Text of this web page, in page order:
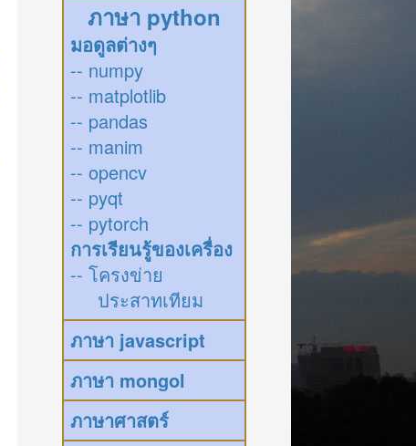
ภาษา python
มอดูลต่างๆ
-- numpy
-- matplotlib
-- pandas
-- manim
-- opencv
-- pyqt
-- pytorch
การเรียนรู้ของเครื่อง
-- โครงข่าย
ประสาทเทียม
ภาษา javascript
ภาษา mongol
ภาษาศาสตร์